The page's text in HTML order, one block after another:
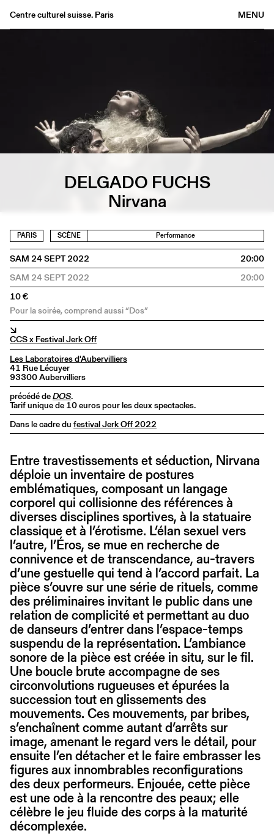
MENU
Centre culturel suisse. Paris
Médiathèque
Informations
DELGADO FUCHS
Nirvana
PARIS SCÈNE Performance
SAM 24 SEPT 2022
20:00
SAM 24 SEPT 2022
20:00
10 €
pour la soirée, comprend aussi “Dos”
↘
CCS x Festival Jerk Off
Les Laboratoires d'Aubervilliers
41 Rue Lécuyer
93300 Aubervilliers
précédé deDOS.
Tarif unique de 10 euros pour les deux spectacles.
Dans le cadre du festival Jerk Off 2022
Entre travestissements et séduction, Nirvana
déploie un inventaire de postures
emblématiques, composant un langage
corporel qui collisionne des références à
diverses disciplines sportives, à la statuaire
classique et à l’érotisme. L’élan sexuel vers
l’autre, l’Éros, se mue en recherche de
connivence et de transcendance, au-travers
d’une gestuelle qui tend à l’accord parfait. La
pièce s’ouvre sur une série de rituels, comme
des préliminaires invitant le public dans une
relation de complicité et permettant au duo
de danseurs d’entrer dans l’espace-temps
suspendu de la représentation. L’ambiance
sonore de la pièce est créée in situ, sur le fil.
Une boucle brute accompagne de ses
circonvolutions rugueuses et épurées la
succession tout en glissements des
mouvements. Ces mouvements, par bribes,
s’enchaînent comme autant d’arrêts sur
image, amenant le regard vers le détail, pour
ensuite l’en détacher et le faire embrasser les
figures aux innombrables reconfigurations
des deux performeurs. Enjouée, cette pièce
est une ode à la rencontre des peaux; elle
célèbre le jeu fluide des corps à la maturité
décomplexée.